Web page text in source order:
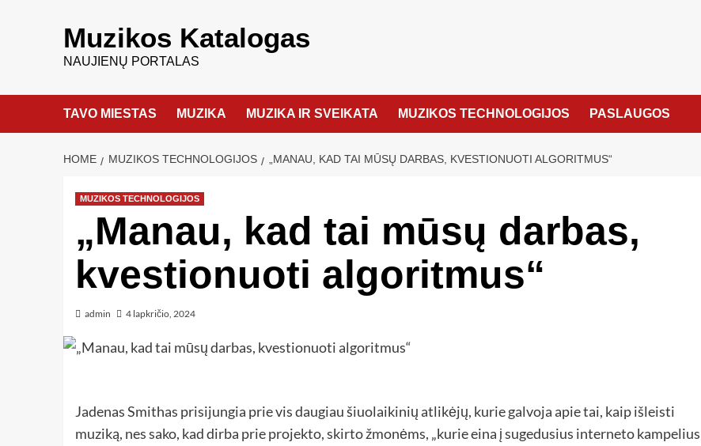
Muzikos Katalogas
NAUJIENŲ PORTALAS
TAVO MIESTAS MUZIKA MUZIKA IR SVEIKATA MUZIKOS TECHNOLOGIJOS PASLAUGOS
HOME MUZIKOS TECHNOLOGIJOS „MANAU, KAD TAI MŪSŲ DARBAS, KVESTIONUOTI ALGORITMUS“
MUZIKOS TECHNOLOGIJOS
„Manau, kad tai mūsų darbas,
kvestionuoti algoritmus“
admin 4 lapkričio, 2024
Jadenas Smithas prisijungia prie vis daugiau šiuolaikinių atlikėjų, kurie galvoja apie tai, kaip išleisti
muziką, nes sako, kad dirba prie projekto, skirto žmonėms, „kurie eina į sugedusius interneto kampelius